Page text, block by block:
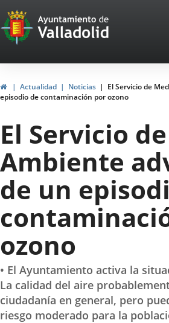
Portal
Web
del
Ayuntamiento
de
Valladolid
InicioActualidad Noticias
El Servicio de
episodio de contaminación por ozono
El Servicio
Ambiente
de un
ozono
• El Ayuntamiento activa la
La calidad del aire
ciudadanía en general, pero
riesgo moderado para la